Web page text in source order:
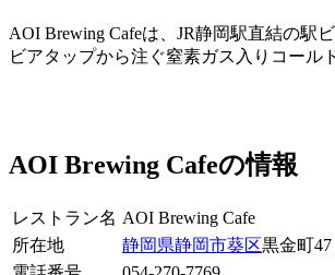
AOI Brewing Cafeは、JR静岡駅直結の駅
ビアタップから注ぐ窒素ガス入りコール
AOI Brewing Cafeの情報
レストラン名 AOI Brewing Cafe
所在地
静岡県静岡市葵区黒金町